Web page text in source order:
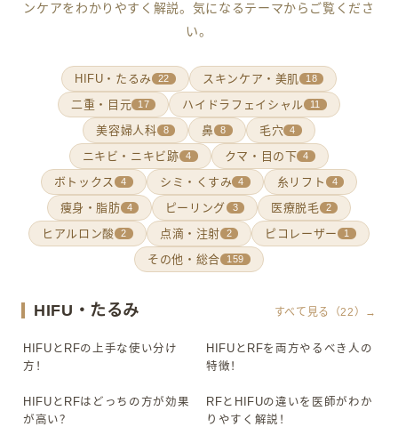
ンケアをわかりやすく解説。気になるテーマからご覧くださ
い。
HIFU・たるみ 22 スキンケア・美肌 18
二重・目元 17 ハイドラフェイシャル 11
美容婦人科 8 鼻 8 毛穴 4
ニキビ・ニキビ跡 4 クマ・目の下 4
ボトックス 4 シミ・くすみ 4 糸リフト 4
痩身・脂肪 4 ピーリング 3 医療脱毛 2
ヒアルロン酸 2 点滴・注射 2 ピコレーザー 1
その他・総合 159
HIFU・たるみ すべて見る（22）→
▶
HIFUとRFの上手な使い分け
方！
▶
HIFUとRFを両方やるべき人の
特徴！
▶
HIFUとRFはどっちの方が効果
が高い？
▶
RFとHIFUの違いを医師がわか
りやすく解説！